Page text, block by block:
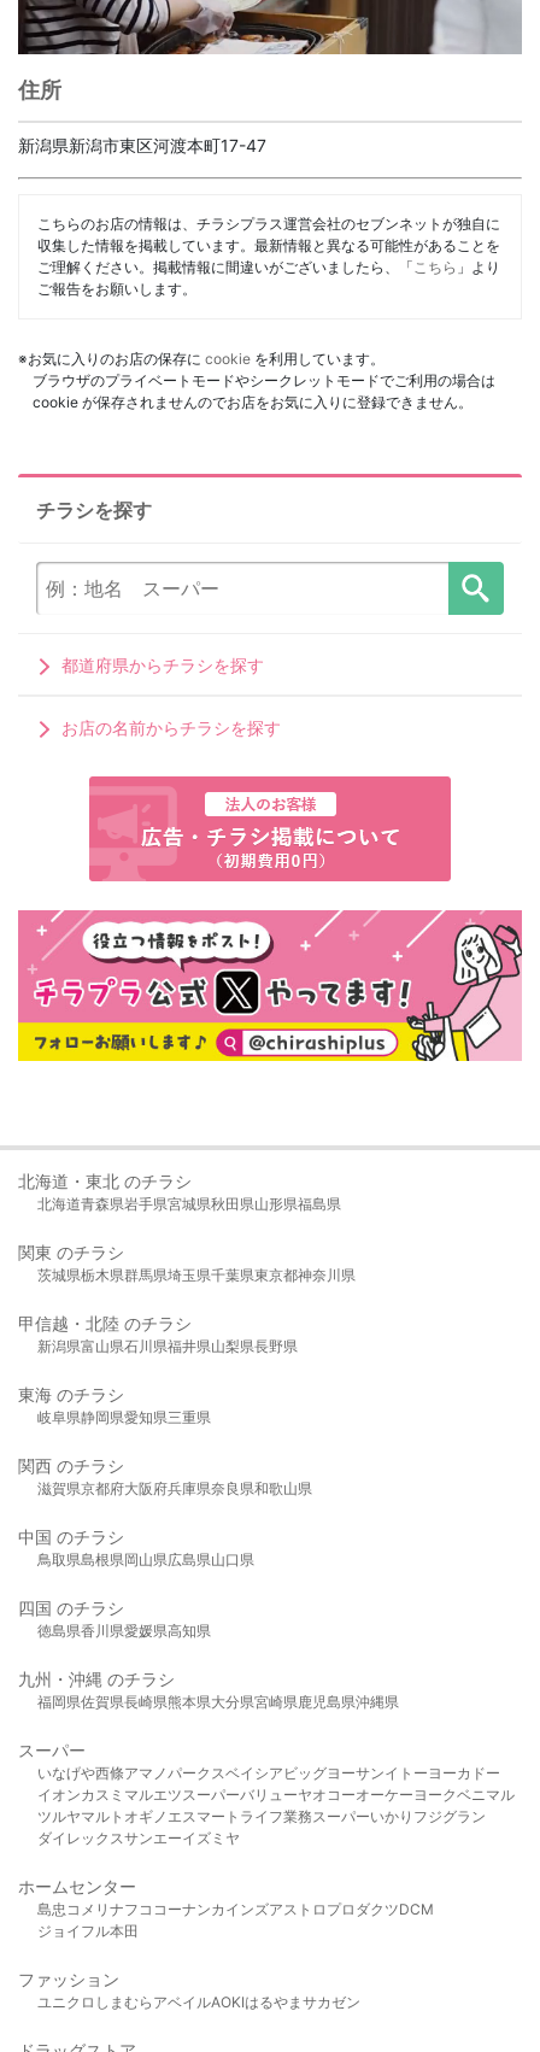
住所
新潟県新潟市東区河渡本町17-47
こちらのお店の情報は、チラシプラス運営会社のセブンネットが独自に
収集した情報を掲載しています。最新情報と異なる可能性があることを
ご理解ください。掲載情報に間違いがございましたら、「 こちら 」より
ご報告をお願いします。
※お気に入りのお店の保存に cookie を利用しています。
ブラウザのプライベートモードやシークレットモードでご利用の場合は
cookie が保存されませんのでお店をお気に入りに登録できません。
チラシを探す
都道府県からチラシを探す
お店の名前からチラシを探す
北海道・東北 のチラシ
北海道青森県岩手県宮城県秋田県山形県福島県
関東 のチラシ
茨城県栃木県群馬県埼玉県千葉県東京都神奈川県
甲信越・北陸 のチラシ
新潟県富山県石川県福井県山梨県長野県
東海 のチラシ
岐阜県静岡県愛知県三重県
関西 のチラシ
滋賀県京都府大阪府兵庫県奈良県和歌山県
中国 のチラシ
鳥取県島根県岡山県広島県山口県
四国 のチラシ
徳島県香川県愛媛県高知県
九州・沖縄 のチラシ
福岡県佐賀県長崎県熊本県大分県宮崎県鹿児島県沖縄県
スーパー
いなげや西條アマノパークスベイシア ビッグヨーサンイトーヨーカドー
イオンカスミ マルエツスーパーバリューヤオコーオーケー ヨークベニマル
ツルヤマルト オギノ エスマート ライフ業務スーパーいかり フジグラン
ダイレックスサンエーイズミヤ
ホームセンター
島忠 コメリ ナフコ コーナンカインズアストロプロダクツDCM
ジョイフル本田
ファッション
ユニクロ しまむら アベイルAOKIはるやま サカゼン